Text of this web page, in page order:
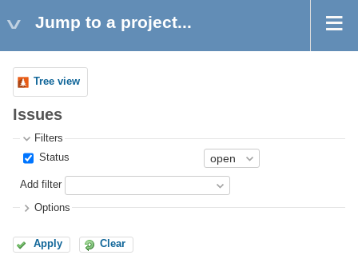
Jump to a project...
Tree view
Issues
Filters
Status
Add filter
Options
Apply Clear